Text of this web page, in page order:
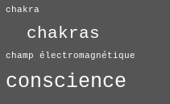
chakra
chakras
champ électromagnétique
conscience